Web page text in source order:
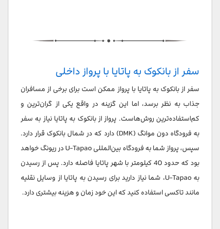
سفر از بانکوک به پاتایا با پرواز داخلی
سفر از بانکوک به پاتایا با پرواز ممکن است برای برخی از مسافران
جذاب به نظر برسد، اما این گزینه در واقع یکی از گران‌ترین و
کم‌استفاده‌ترین روش‌هاست. پرواز از بانکوک به پاتایا نیاز به سفر
به فرودگاه دون موانگ (DMK) دارد که در شمال بانکوک قرار دارد.
سپس، پرواز شما به فرودگاه بین‌المللی U-Tapao در ریونگ خواهد
بود که حدود 40 کیلومتر با شهر پاتایا فاصله دارد. پس از رسیدن
به U-Tapao، شما نیاز دارید برای رسیدن به پاتایا از وسایل نقلیه
مانند تاکسی استفاده کنید که این خود زمان و هزینه بیشتری دارد.